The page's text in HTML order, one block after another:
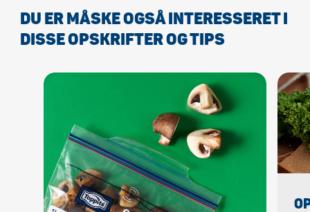
DU ER MÅSKE OGSÅ INTERESSERET I
DISSE OPSKRIFTER OG TIPS